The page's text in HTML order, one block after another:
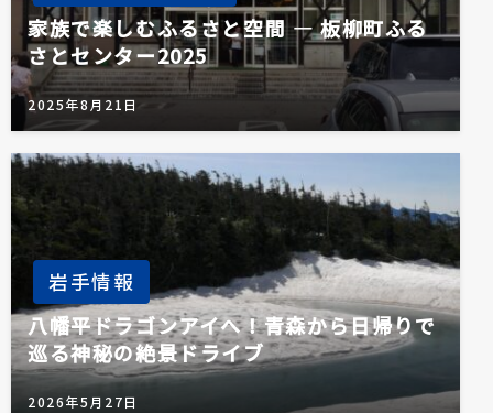
家族で楽しむふるさと空間 ― 板柳町ふる
さとセンター2025
2025年8月21日
岩手情報
八幡平ドラゴンアイへ！青森から日帰りで
巡る神秘の絶景ドライブ
2026年5月27日